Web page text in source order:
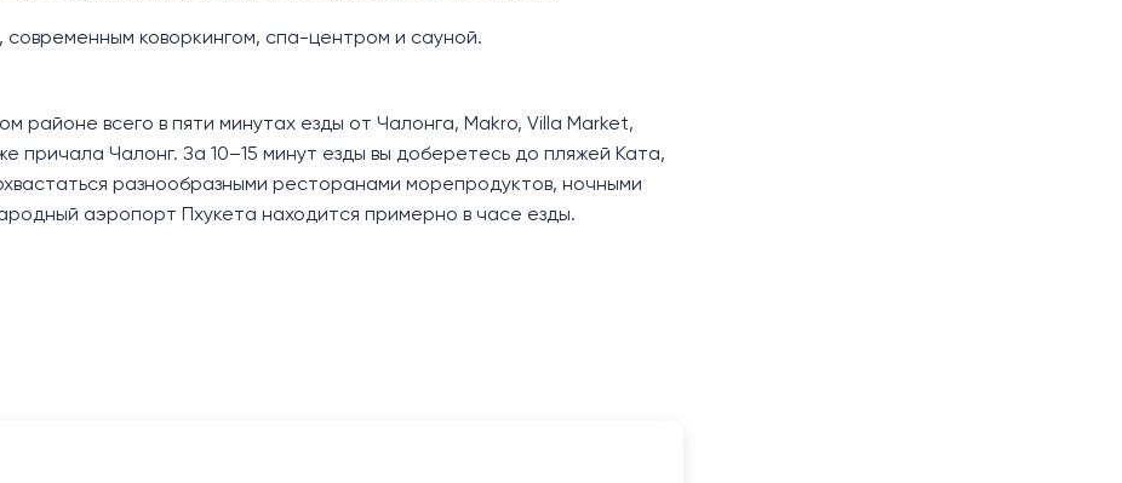
коворкингом, спа-центром и сауной.
районе всего в пяти минутах езды от Чалонга, Makro, Villa Market,
причала Чалонг. За 10–15 минут езды вы доберетесь до пляжей Ката,
разнообразными ресторанами морепродуктов, ночными
аэропорт Пхукета находится примерно в часе езды.